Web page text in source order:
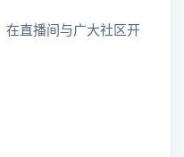
在直播间与广大社区开